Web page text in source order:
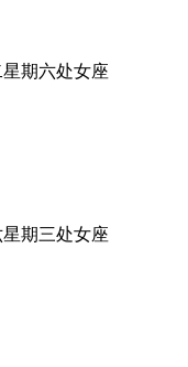
期六处女座
期三处女座